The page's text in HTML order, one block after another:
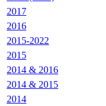
2017
2016
2015-2022
2015
2014 & 2016
2014 & 2015
2014